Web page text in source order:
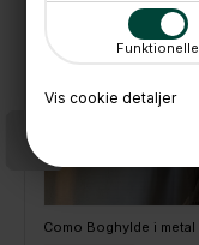
Funktionelle
Vis cookie detaljer